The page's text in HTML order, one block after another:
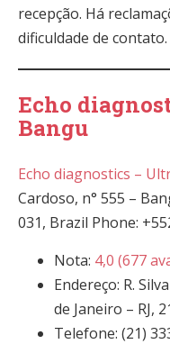
recepção. Há
dificuldade de contato.
Echo
Bangu
Echo diagnostics –
Cardoso, n° 555 –
031, Brazil Phone:
Nota: 4,0 (677
Endereço: R.
de Janeiro – RJ,
Telefone: (21)